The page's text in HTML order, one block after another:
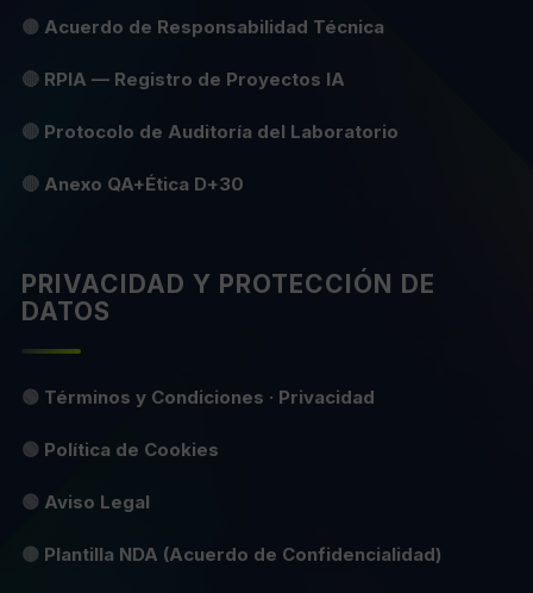
🟡 Acuerdo de Responsabilidad Técnica
🔴 RPIA — Registro de Proyectos IA
🔴 Protocolo de Auditoría del Laboratorio
🔴 Anexo QA+Ética D+30
PRIVACIDAD Y PROTECCIÓN DE
DATOS
🟢 Términos y Condiciones · Privacidad
🟢 Política de Cookies
🟢 Aviso Legal
🟡 Plantilla NDA (Acuerdo de Confidencialidad)